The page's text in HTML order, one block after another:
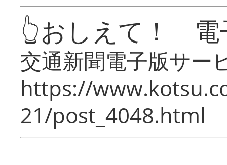
👆おしえて！ 電
交通新聞電子版サー
https://
21/post_4048.html